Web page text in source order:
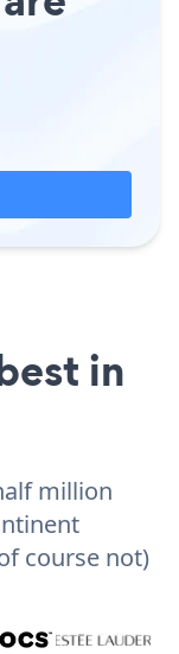
in
million
course not)